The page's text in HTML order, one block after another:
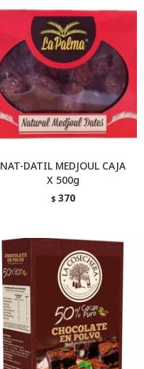
NAT-DATIL MEDJOUL CAJA
X 500g
$ 370